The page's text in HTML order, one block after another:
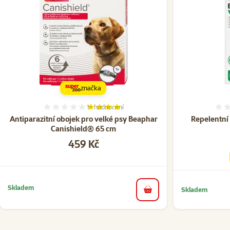
Antiparazitní obojek pro velké psy Beaphar
Canishield® 65 cm
Hodnocení 80%, počet hodnocení: 1
1×hodnocení
Cena
459 Kč
značka
Skladem
do košíku Skladem